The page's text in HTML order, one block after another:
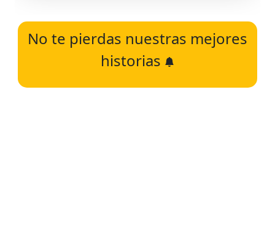
No te pierdas nuestras mejores
historias